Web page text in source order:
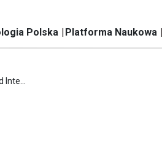
Polska Platforma Naukowa
Inte...